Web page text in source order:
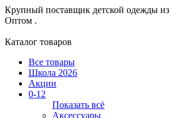
Крупный поставщик детской одежды из
Оптом .
Каталог товаров
Все товары
Школа 2026
Акции
0-12
Показать всё
Аксессуары